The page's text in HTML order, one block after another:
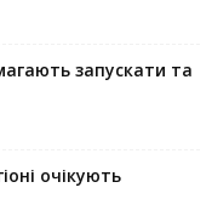
запускaти та
очікують